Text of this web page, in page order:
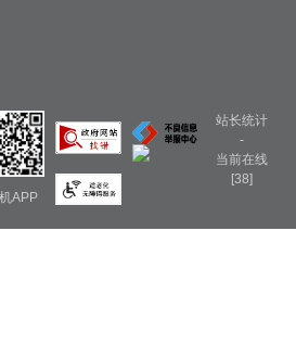
APP
站长统计
-
当前在线
[38]